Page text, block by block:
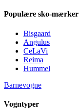
Populære sko-mærker
Bisgaard
Angulus
CeLaVi
Reima
Hummel
Barnevogne
Vogntyper